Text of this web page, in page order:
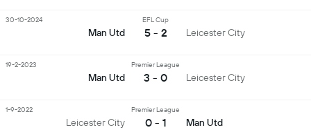
Man Utd
EFL Cup
5 - 2 Leicester City
30-10-2024
Man Utd
Premier League
3 - 0 Leicester City
19-2-2023
Leicester City
Premier League
0 - 1 Man Utd
1-9-2022